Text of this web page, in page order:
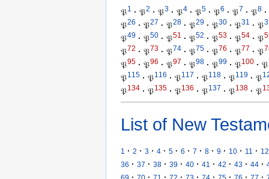
𝔓1 · 𝔓2 · 𝔓3 · 𝔓4 · 𝔓5 · 𝔓6 · 𝔓7 · 𝔓8 ·
𝔓26 · 𝔓27 · 𝔓28 · 𝔓29 · 𝔓30 · 𝔓31 · 𝔓
𝔓49 · 𝔓50 · 𝔓51 · 𝔓52 · 𝔓53 · 𝔓54 · 𝔓
𝔓72 · 𝔓73 · 𝔓74 · 𝔓75 · 𝔓76 · 𝔓77 · 𝔓
𝔓95 · 𝔓96 · 𝔓97 · 𝔓98 · 𝔓99 · 𝔓100 · 𝔓
𝔓115 · 𝔓116 · 𝔓117 · 𝔓118 · 𝔓119 · 𝔓
𝔓134 · 𝔓135 · 𝔓136 · 𝔓137 · 𝔓138 · 𝔓
List of New
1 · 2 · 3 · 4 · 5 · 6 · 7 · 8 · 9 · 10 · 11 · 12
36 · 37 · 38 · 39 · 40 · 41 · 42 · 43 · 44 ·